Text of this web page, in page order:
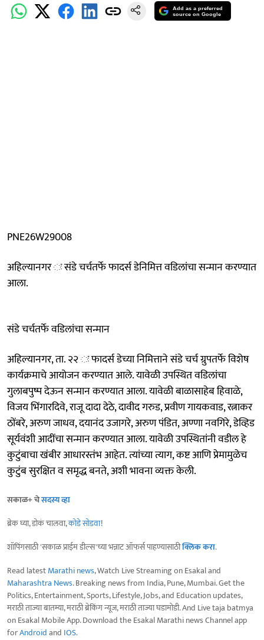
Add as a preferred
source on Google
PNE26W29008
अहिल्यानगर ः संडे चर्चतर्फे फादर्स डेनिमित्त वडिलांचा सन्मान करण्यात
आला.
संडे चर्चतर्फे वडिलांचा सन्मान
अहिल्यानगर, ता. २२ ः फादर्स डेच्या निमित्ताने संडे चर्च ग्रुपतर्फे विशेष
कार्यक्रमाचे आयोजन करण्यात आले. यावेळी उपस्थित वडिलांचा
गुलाबपुष्प देऊन सन्मान करण्यात आला. यावेळी बाळासाहेब हिवाळे,
विजय भिंगारदिवे, राजू दादा देठे, दावीद गरुड, प्रवीण गायकवाड, रत्नाकर
ठोंबरे, अरुण जाधव, दयानंद उजागरे, अरुण पंडित, अण्णा नवगिरे, डेव्हिड
सूर्यवंशी आदींचा सन्मान करण्यात आला. यावेळी उपस्थितांनी वडील हे
कुटुंबाचा खंबीर आधारस्तंभ आहेत. त्यांच्या त्याग, कष्ट आणि प्रेमामुळेच
कुटुंब सुरक्षित व समृद्ध बनते, अशी भावना व्यक्त केली.
सकाळ+ चेसदस्य व्हा
ब्रेक घ्या, डोकं चालवा,कोडे सोडवा!
शॉपिंगसाठी 'सकाळ प्राईम डील्स'च्या भन्नाट ऑफर्स पाहण्यासाठीक्लिक करा.
Read latestMarathi news, Watch Live Streaming on Esakal and
Maharashtra News. Breaking news from India, Pune, Mumbai. Get the
Politics, Entertainment, Sports, Lifestyle, Jobs, and Education updates,
मराठी ताज्या बातम्या, मराठी ब्रेकिंग न्यूज, मराठी ताज्या घडामोडी. And Live taja batmya
on Esakal Mobile App. Download the Esakal Marathi news Channel app
forAndroidand IOS.